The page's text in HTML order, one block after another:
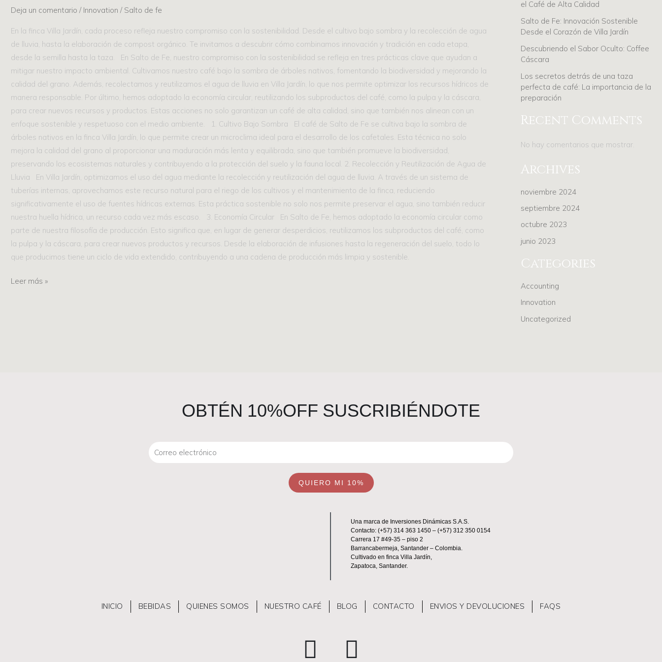
Deja un comentario / Innovation / Salto de fe
En la finca Villa Jardín, cada proceso refleja nuestro compromiso con la sostenibilidad. Desde el cultivo bajo sombra y la recolección de agua
de lluvia, hasta la elaboración de compost orgánico. Te invitamos a descubrir cómo combinamos innovación y tradición en cada etapa,
desde la semilla hasta la taza. En Salto de Fe, nuestro compromiso con la sostenibilidad se refleja en tres prácticas clave que ayudan a
mitigar nuestro impacto ambiental. Cultivamos nuestro café bajo la sombra de árboles nativos, fomentando la biodiversidad y mejorando la
calidad del grano. Además, recolectamos y reutilizamos el agua de lluvia en Villa Jardín, lo que nos permite optimizar los recursos hídricos de
manera responsable. Por último, hemos adoptado la economía circular, reutilizando los subproductos del café, como la pulpa y la cáscara,
para crear nuevos recursos y productos. Estas acciones no solo garantizan un café de alta calidad, sino que también nos alinean con un
enfoque sostenible y respetuoso con el medio ambiente. 1. Cultivo Bajo Sombra El café de Salto de Fe se cultiva bajo la sombra de
árboles nativos en la finca Villa Jardín, lo que permite crear un microclima ideal para el desarrollo de los cafetales. Esta técnica no solo
mejora la calidad del grano al proporcionar una maduración más lenta y equilibrada, sino que también promueve la biodiversidad,
preservando los ecosistemas naturales y contribuyendo a la protección del suelo y la fauna local. 2. Recolección y Reutilización de Agua de
Lluvia En Villa Jardín, optimizamos el uso del agua mediante la recolección y reutilización del agua de lluvia. A través de un sistema de
tuberías internas, aprovechamos este recurso natural para el riego de los cultivos y el mantenimiento de la finca, reduciendo
significativamente el uso de fuentes hídricas externas. Esta práctica sostenible no solo nos permite preservar el agua, sino también reducir
nuestra huella hídrica, un recurso cada vez más escaso. 3. Economía Circular En Salto de Fe, hemos adoptado la economía circular como
parte de nuestra filosofía de producción. Esto significa que, en lugar de generar desperdicios, reutilizamos los subproductos del café, como
la pulpa y la cáscara, para crear nuevos productos y recursos. Desde la elaboración de infusiones hasta la regeneración del suelo, todo lo
que producimos tiene un ciclo de vida extendido, contribuyendo a una cadena de producción más limpia y sostenible.
Desde
el
Corazón
de
Villa
Jardín
Leer más »
el Café de Alta Calidad
Salto de Fe: Innovación Sostenible
Desde el Corazón de Villa Jardín
Descubriendo el Sabor Oculto: Coffee
Cáscara
Los secretos detrás de una taza
perfecta de café: La importancia de la
preparación
Recent Comments
No hay comentarios que mostrar.
Archives
noviembre 2024
septiembre 2024
octubre 2023
junio 2023
Categories
Accounting
Innovation
Uncategorized
OBTÉN 10%OFF SUSCRIBIÉNDOTE
Correo
QUIERO MI 10%
Una marca de Inversiones Dinámicas S.A.S.
Contacto: (+57) 314 363 1450 – (+57) 312 350 0154
Carrera 17 #49-35 – piso 2
Barrancabermeja, Santander – Colombia.
Cultivado en finca Villa Jardín,
Zapatoca, Santander.
INICIO BEBIDAS QUIENES SOMOS NUESTRO CAFÉ BLOG CONTACTO ENVIOS Y DEVOLUCIONES FAQS
I Y